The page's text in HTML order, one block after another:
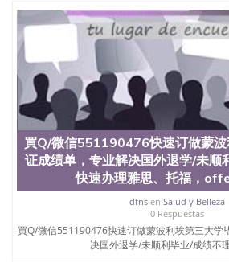
University）圣何塞州立大学（San
University）圣何塞州立大学（San
University）圣何塞州立大学（San
University）圣何塞州立大学学位证
University）圣何塞州立大学学位证
University）圣何塞州立大学学位证
University）圣何塞州立大学（San
University）圣何塞州立大学（San
University）圣何塞州立大学（San
University）圣何塞州立大学（San
University）圣何塞州立大学学位证
University）圣何塞州立大学学位证
University）圣何塞州立大学结业证
University）圣何塞州立大学结业证
University）圣何塞州立大学结业证
University）圣何塞州立大学学位证
University）圣何塞州立大学学位证
買Q/微信551190476快速订做蒙波
证成绩单，专业解决国外退学/未顺
快速办理雅思、托福，
dfnsen Salud y Belleza
0 Respuestas
買Q/微信551190476快速订做蒙波利埃第三大学
决国外退学/未顺利毕业/成绩不